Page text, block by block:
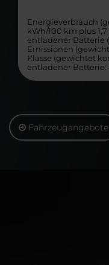
Energieverbrauch
kWh/100 km plus
entladener Batterie
Emissionen
Klasse (gewichtet
entladener Batterie:
Fahrzeugangebote